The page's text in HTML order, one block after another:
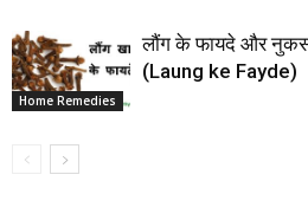
Home Remedies
लौंग के फायदे और
(Laung ke Fayde)